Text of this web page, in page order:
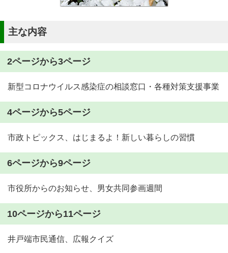
主な内容
2ページから3ページ
新型コロナウイルス感染症の相談窓口・各種対策支援事業
4ページから5ページ
市政トピックス、はじまるよ！新しい暮らしの習慣
6ページから9ページ
市役所からのお知らせ、男女共同参画週間
10ページから11ページ
井戸端市民通信、広報クイズ